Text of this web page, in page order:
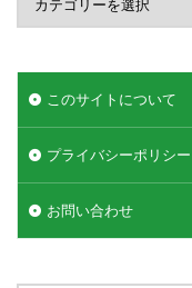
このサイトについて
プライバシーポリシー
お問い合わせ